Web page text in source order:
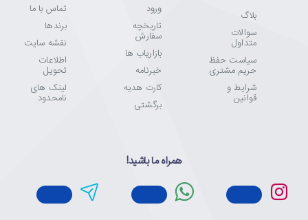
بلاگ
سوالات
متداول
سیاست حفظ
حریم مشتری
شرایط و
قوانین
ورود
تاریخچه
سفارش
بازاریاب ها
خبرنامه
کارت هدیه
برگشتی
تماس با ما
برندها
نقشه سایت
اطلاعات
تحویل
لینک های
نامحدود
همراه ما باشید!